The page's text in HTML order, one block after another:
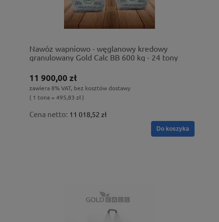
Nawóz wapniowo - węglanowy kredowy
granulowany Gold Calc BB 600 kg - 24 tony
11 900,00 zł
zawiera 8% VAT, bez kosztów dostawy
( 1 tona = 495,83 zł )
Cena netto: 11 018,52 zł
Do koszyka